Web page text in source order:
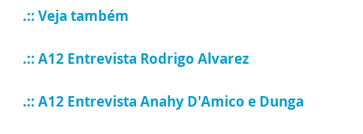
.:: Veja também
.:: A12 Entrevista Rodrigo Alvarez
.:: A12 Entrevista Anahy D'Amico e Dunga